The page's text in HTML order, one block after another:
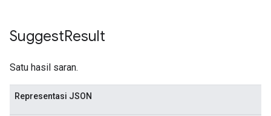
SuggestResult
Satu hasil saran.
Representasi JSON